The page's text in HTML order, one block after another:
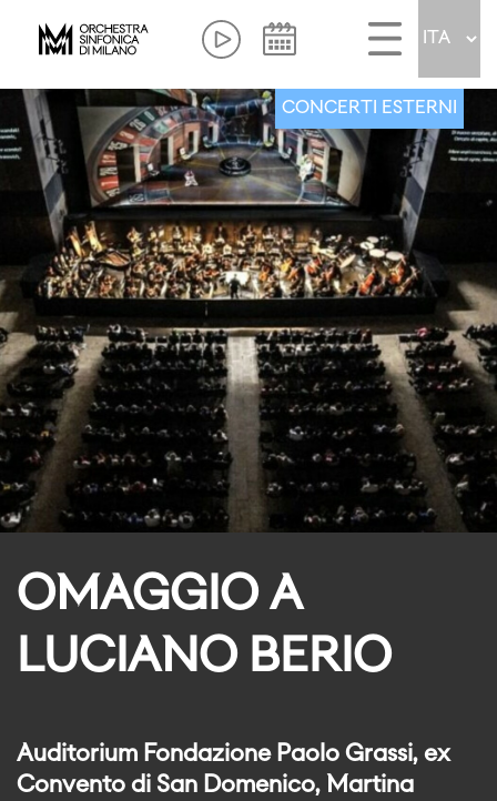
CONCERTI ESTERNI
OMAGGIO A
LUCIANO BERIO
Auditorium Fondazione Paolo Grassi, ex
Convento di San Domenico, Martina